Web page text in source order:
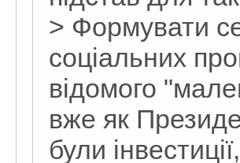
> Формувати
соціальних
відомого
вже як
були